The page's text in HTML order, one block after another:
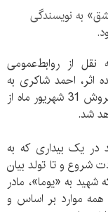
به نویسندگی
نقل از روابط‌عمومی
اثر، احمد شاکری به
عنوان منتقد، فرزانه فخریان معاون فرهنگی سروش 31 شهریور ماه از
در یک بیداری که به
شروع و تا تولد بیان
به «یوما»، مادر
همه موارد بر اساس و